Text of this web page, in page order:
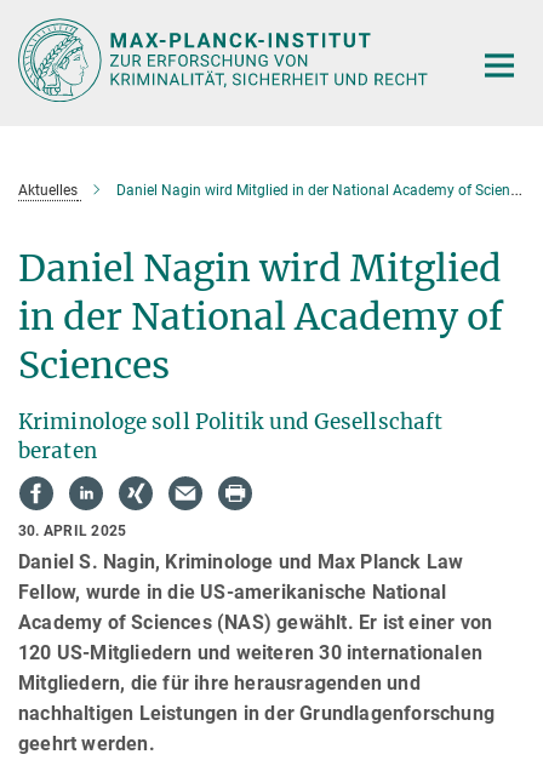
Hauptinhalt
Aktuelles Daniel Nagin wird Mitglied in der National Academy of Sciences
Daniel Nagin wird Mitglied
in der National Academy of
Sciences
Kriminologe soll Politik und Gesellschaft
beraten
30. APRIL 2025
Daniel S. Nagin, Kriminologe und Max Planck Law
Fellow, wurde in die US-amerikanische National
Academy of Sciences (NAS) gewählt. Er ist einer von
120 US-Mitgliedern und weiteren 30 internationalen
Mitgliedern, die für ihre herausragenden und
nachhaltigen Leistungen in der Grundlagenforschung
geehrt werden.